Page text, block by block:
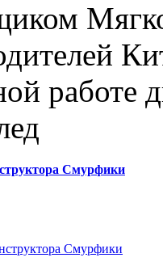
работе
Смурфики